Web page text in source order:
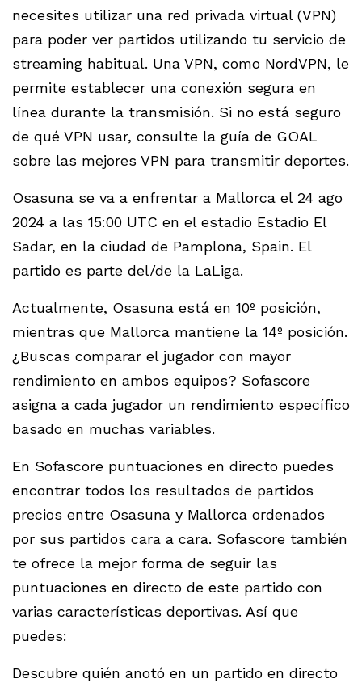
necesites utilizar una red privada virtual (VPN)
para poder ver partidos utilizando tu servicio de
streaming habitual. Una VPN, como NordVPN, le
permite establecer una conexión segura en
línea durante la transmisión. Si no está seguro
de qué VPN usar, consulte la guía de GOAL
sobre las mejores VPN para transmitir deportes.
Osasuna se va a enfrentar a Mallorca el 24 ago
2024 a las 15:00 UTC en el estadio Estadio El
Sadar, en la ciudad de Pamplona, Spain. El
partido es parte del/de la LaLiga.
Actualmente, Osasuna está en 10º posición,
mientras que Mallorca mantiene la 14º posición.
¿Buscas comparar el jugador con mayor
rendimiento en ambos equipos? Sofascore
asigna a cada jugador un rendimiento específico
basado en muchas variables.
En Sofascore puntuaciones en directo puedes
encontrar todos los resultados de partidos
precios entre Osasuna y Mallorca ordenados
por sus partidos cara a cara. Sofascore también
te ofrece la mejor forma de seguir las
puntuaciones en directo de este partido con
varias características deportivas. Así que
puedes:
Descubre quién anotó en un partido en directo